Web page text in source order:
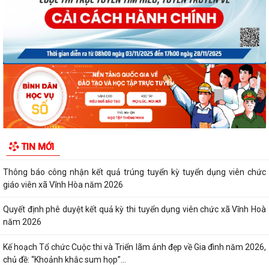
TIN MỚI
Quyết định số 3091/QĐ-UBND ngày 05/8/2026 của UBND thành phố
Về việc công bố thủ tục hành chính ban...
Quyết định số 3095/QĐ-UBND ngày 05/8/2026 của UBND thành phố
Về việc công bố danh mục thủ tục hành...
Quyết định công bố Người phát ngôn xã Vĩnh Hoà
Thông báo đấu giá Quyền sử dụng đất tại thôn Xuân Hùng ( cũ), xã
Vĩnh Hòa, thành phố Hải Phòng.
VI PHẠM HÀNH CHÍNH TRONG LĨNH VỰC ĐẦU TƯ KINH DOANH
Thông báo công nhận kết quả trúng tuyển kỳ tuyển dụng viên chức
giáo viên xã Vĩnh Hòa năm 2026
Quyết định phê duyệt kết quả kỳ thi tuyển dụng viên chức xã Vĩnh Hoà
năm 2026
Kế hoạch Tổ chức Cuộc thi và Triển lãm ảnh đẹp về Gia đình năm 2026,
chủ đề: “Khoảnh khắc sum họp”...